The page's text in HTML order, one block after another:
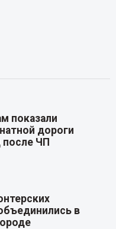
показали
дороги
после ЧП
в